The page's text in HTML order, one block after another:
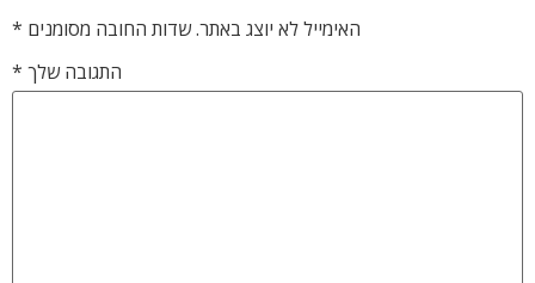
האימייל לא יוצג באתר.שדות החובה מסומנים *
התגובה שלך *